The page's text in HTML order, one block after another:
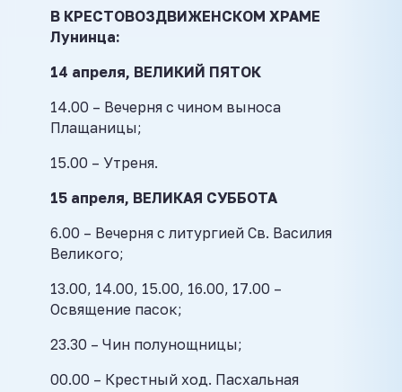
В КРЕСТОВОЗДВИЖЕНСКОМ ХРАМЕ
Лунинца:
14 апреля, ВЕЛИКИЙ ПЯТОК
14.00 – Вечерня с чином выноса
Плащаницы;
15.00 – Утреня.
15 апреля, ВЕЛИКАЯ СУББОТА
6.00 – Вечерня с литургией Св. Василия
Великого;
13.00, 14.00, 15.00, 16.00, 17.00 –
Освящение пасок;
23.30 – Чин полунощницы;
00.00 – Крестный ход. Пасхальная